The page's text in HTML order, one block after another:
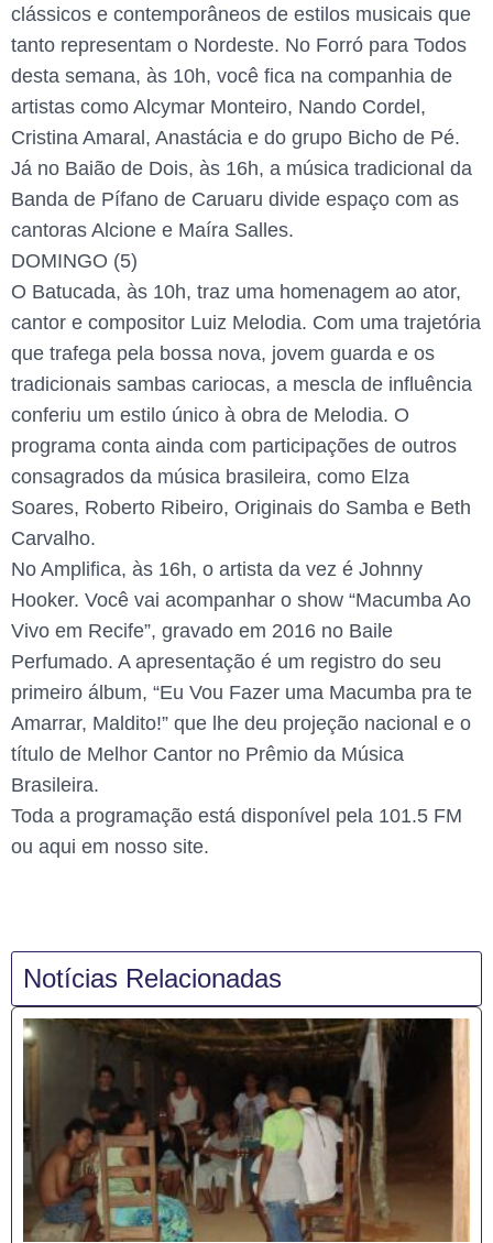
clássicos e contemporâneos de estilos musicais que
tanto representam o Nordeste. No Forró para Todos
desta semana, às 10h, você fica na companhia de
artistas como Alcymar Monteiro, Nando Cordel,
Cristina Amaral, Anastácia e do grupo Bicho de Pé.
Já no Baião de Dois, às 16h, a música tradicional da
Banda de Pífano de Caruaru divide espaço com as
cantoras Alcione e Maíra Salles.
DOMINGO (5)
O Batucada, às 10h, traz uma homenagem ao ator,
cantor e compositor Luiz Melodia. Com uma trajetória
que trafega pela bossa nova, jovem guarda e os
tradicionais sambas cariocas, a mescla de influência
conferiu um estilo único à obra de Melodia. O
programa conta ainda com participações de outros
consagrados da música brasileira, como Elza
Soares, Roberto Ribeiro, Originais do Samba e Beth
Carvalho.
No Amplifica, às 16h, o artista da vez é Johnny
Hooker. Você vai acompanhar o show “Macumba Ao
Vivo em Recife”, gravado em 2016 no Baile
Perfumado. A apresentação é um registro do seu
primeiro álbum, “Eu Vou Fazer uma Macumba pra te
Amarrar, Maldito!” que lhe deu projeção nacional e o
título de Melhor Cantor no Prêmio da Música
Brasileira.
Toda a programação está disponível pela 101.5 FM
ou aqui em nosso site.
Notícias Relacionadas